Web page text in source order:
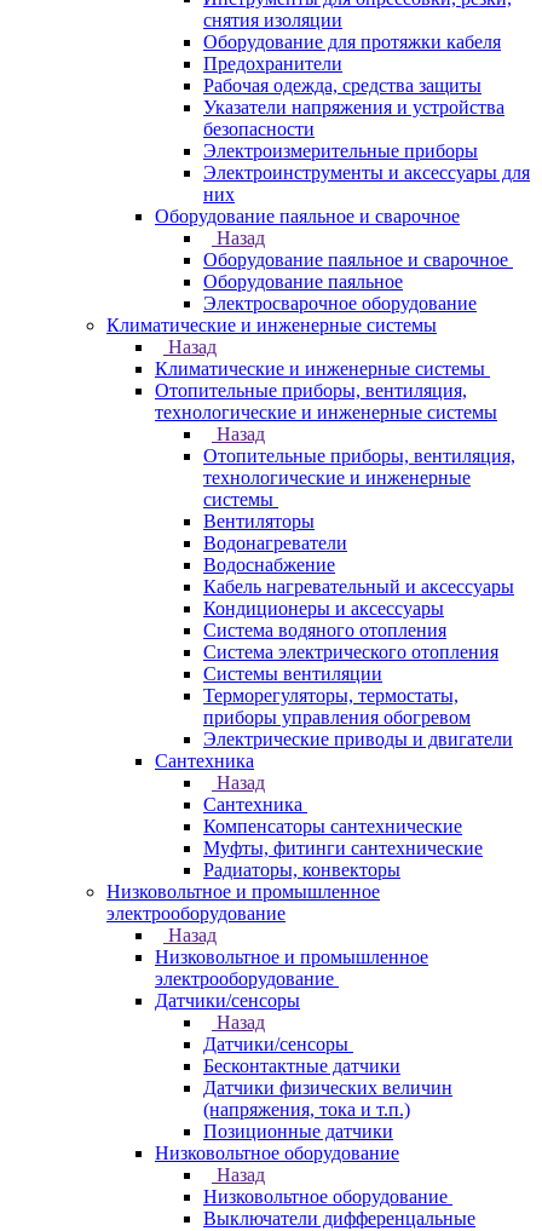
снятия изоляции
Оборудование для протяжки кабеля
Предохранители
Рабочая одежда, средства защиты
Указатели напряжения и устройства
безопасности
Электроизмерительные приборы
Электроинструменты и аксессуары для
них
Оборудование паяльное и сварочное
Назад
Оборудование паяльное и сварочное
Оборудование паяльное
Электросварочное оборудование
Климатические и инженерные системы
Назад
Климатические и инженерные системы
Отопительные приборы, вентиляция,
технологические и инженерные системы
Назад
Отопительные приборы, вентиляция,
технологические и инженерные
системы
Вентиляторы
Водонагреватели
Водоснабжение
Кабель нагревательный и аксессуары
Кондиционеры и аксессуары
Система водяного отопления
Система электрического отопления
Системы вентиляции
Терморегуляторы, термостаты,
приборы управления обогревом
Электрические приводы и двигатели
Сантехника
Назад
Сантехника
Компенсаторы сантехнические
Муфты, фитинги сантехнические
Радиаторы, конвекторы
Низковольтное и промышленное
электрооборудование
Назад
Низковольтное и промышленное
электрооборудование
Датчики/сенсоры
Назад
Датчики/сенсоры
Бесконтактные датчики
Датчики физических величин
(напряжения, тока и т.п.)
Позиционные датчики
Низковольтное оборудование
Назад
Низковольтное оборудование
Выключатели дифференцальные